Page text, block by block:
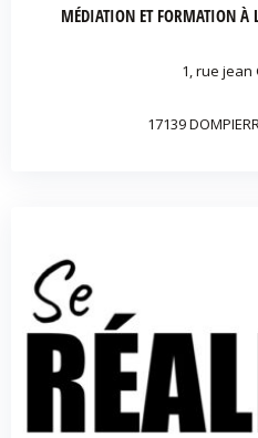
MÉDIATION ET FORMATION À
1, rue jean
17139